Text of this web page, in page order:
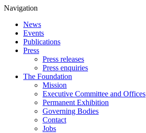
Navigation
News
Events
Publications
Press
Press releases
Press enquiries
The Foundation
Mission
Executive Committee and Offices
Permanent Exhibition
Governing Bodies
Contact
Jobs